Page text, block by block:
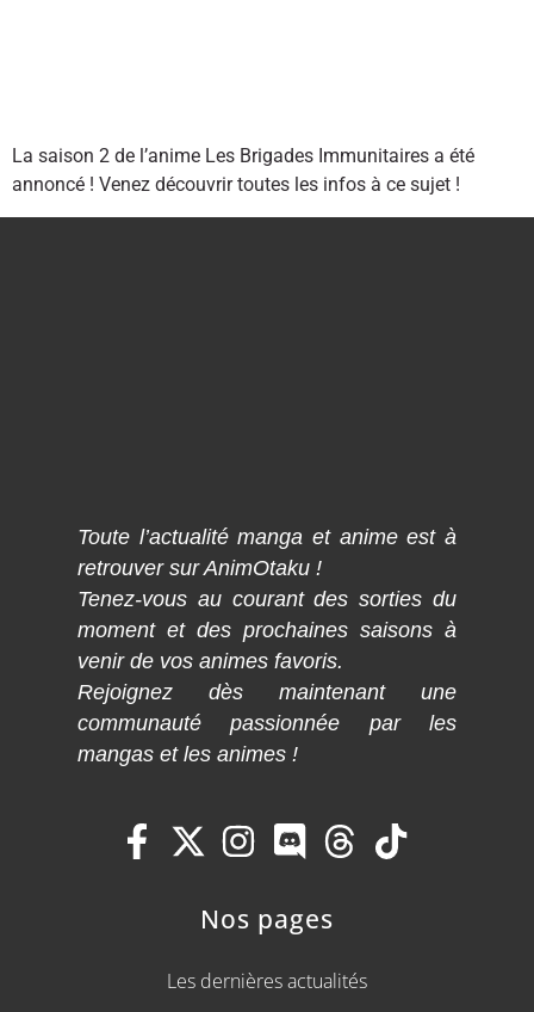
La saison 2 de l’anime Les Brigades Immunitaires a été
annoncé ! Venez découvrir toutes les infos à ce sujet !
Toute l’actualité manga et anime est à
retrouver sur AnimOtaku !
Tenez-vous au courant des sorties du
moment et des prochaines saisons à
venir de vos animes favoris.
Rejoignez dès maintenant une
communauté passionnée par les
mangas et les animes !
Nos pages
Les dernières actualités